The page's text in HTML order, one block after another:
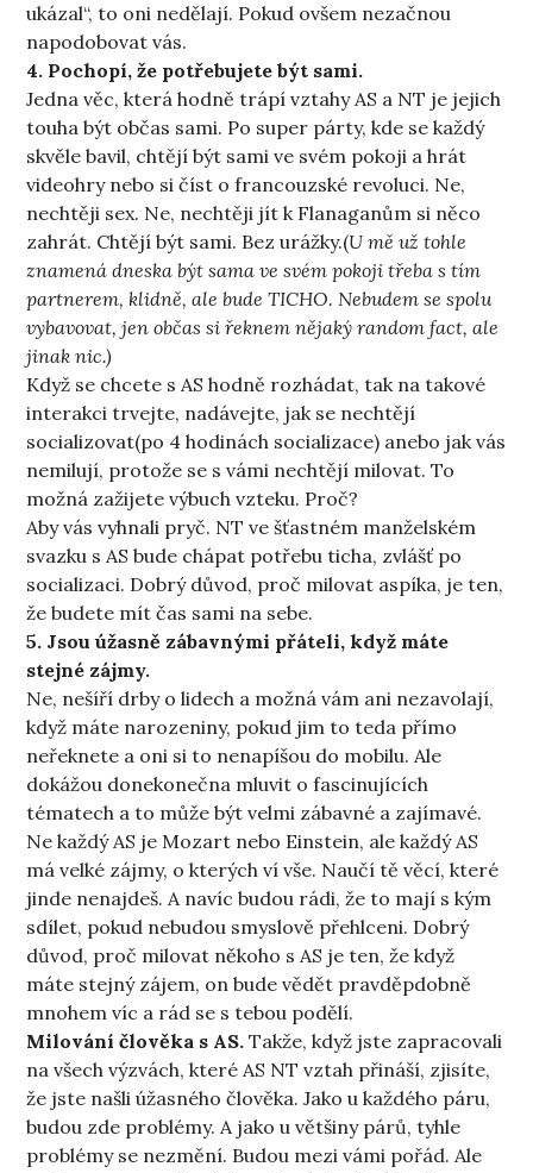
ukázal“, to oni nedělají. Pokud ovšem nezačnou
napodobovat vás.
4. Pochopí, že potřebujete být sami.
Jedna věc, která hodně trápí vztahy AS a NT je jejich
touha být občas sami. Po super párty, kde se každý
skvěle bavil, chtějí být sami ve svém pokoji a hrát
videohry nebo si číst o francouzské revoluci. Ne,
nechtěji sex. Ne, nechtěji jít k Flanaganům si něco
zahrát. Chtějí být sami. Bez urážky.(U mě už tohle
znamená dneska být sama ve svém pokoji třeba s tím
partnerem, klidně, ale bude TICHO. Nebudem se spolu
vybavovat, jen občas si řeknem nějaký random fact, ale
jinak nic.)
Když se chcete s AS hodně rozhádat, tak na takové
interakci trvejte, nadávejte, jak se nechtějí
socializovat(po 4 hodinách socializace) anebo jak vás
nemilují, protože se s vámi nechtějí milovat. To
možná zažijete výbuch vzteku. Proč?
Aby vás vyhnali pryč. NT ve šťastném manželském
svazku s AS bude chápat potřebu ticha, zvlášť po
socializaci. Dobrý důvod, proč milovat aspíka, je ten,
že budete mít čas sami na sebe.
5. Jsou úžasně zábavnými přáteli, když máte
stejné zájmy.
Ne, nešíří drby o lidech a možná vám ani nezavolají,
když máte narozeniny, pokud jim to teda přímo
neřeknete a oni si to nenapíšou do mobilu. Ale
dokážou donekonečna mluvit o fascinujících
tématech a to může být velmi zábavné a zajímavé.
Ne každý AS je Mozart nebo Einstein, ale každý AS
má velké zájmy, o kterých ví vše. Naučí tě věcí, které
jinde nenajdeš. A navíc budou rádi, že to mají s kým
sdílet, pokud nebudou smyslově přehlceni. Dobrý
důvod, proč milovat někoho s AS je ten, že když
máte stejný zájem, on bude vědět pravděpdobně
mnohem víc a rád se s tebou podělí.
Milování člověka s AS.Takže, když jste zapracovali
na všech výzvách, které AS NT vztah přináší, zjisíte,
že jste našli úžasného člověka. Jako u každého páru,
budou zde problémy. A jako u většiny párů, tyhle
problémy se nezmění. Budou mezi vámi pořád. Ale